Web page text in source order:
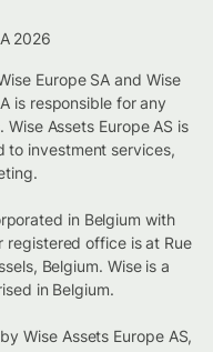
2026
Europe SA and Wise
is responsible for any
Assets Europe AS is
to investment services,
in Belgium with
office is at Rue
Belgium. Wise is a
in Belgium.
Wise Assets Europe AS,